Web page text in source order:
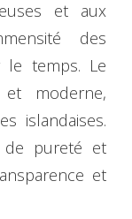
et aux
des
le temps. Le
moderne,
islandaises.
de pureté et
et